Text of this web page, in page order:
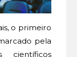
o primeiro
pela
científicos